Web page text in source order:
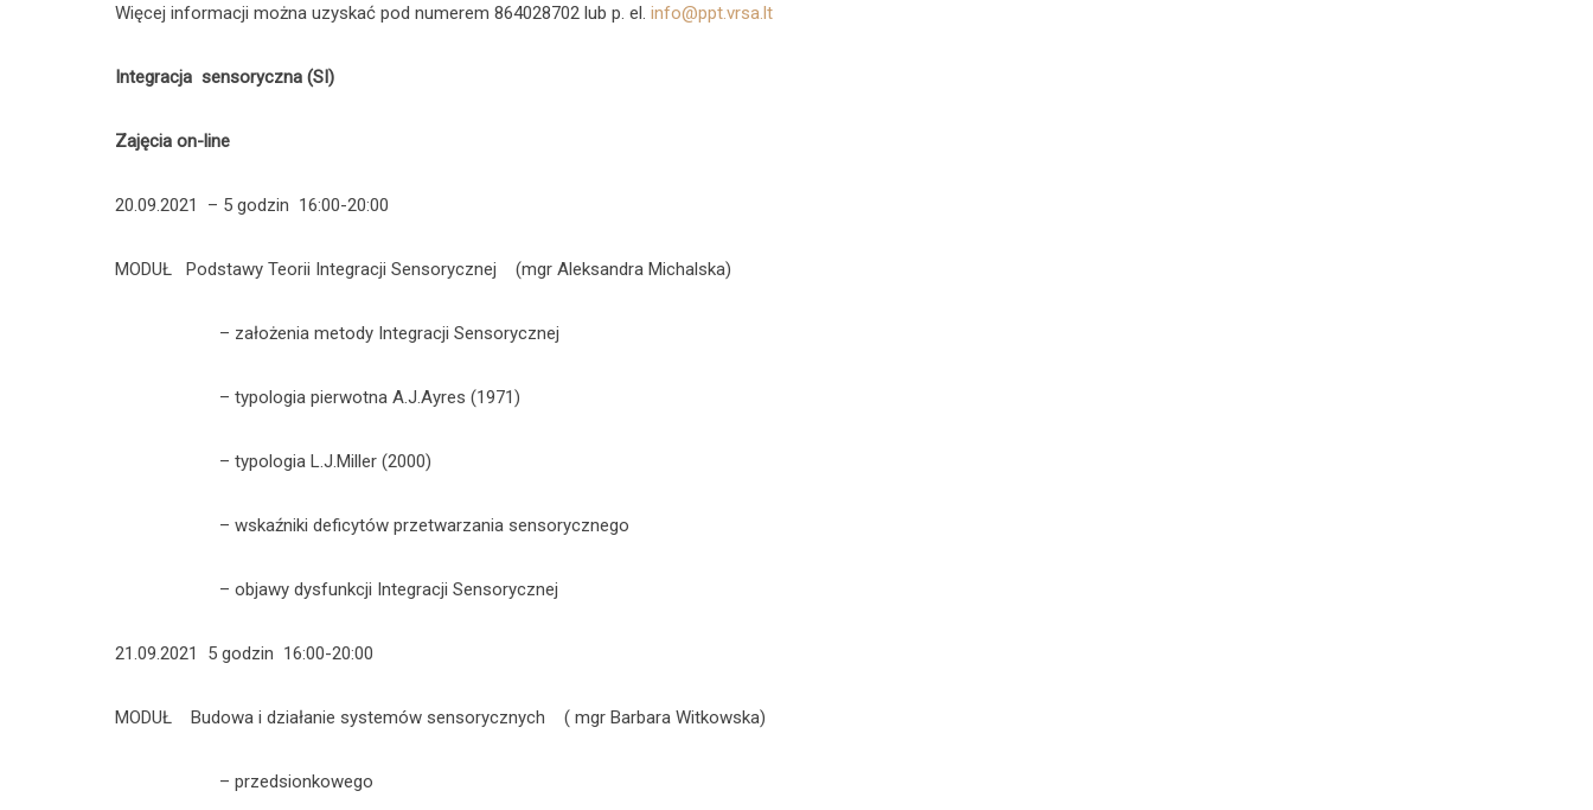
Więcej informacji można uzyskać pod numerem 864028702 lub p. el.info@ppt.vrsa.lt
Integracja sensoryczna (SI)
Zajęcia on-line
20.09.2021 – 5 godzin 16:00-20:00
MODUŁ Podstawy Teorii Integracji Sensorycznej (mgr Aleksandra Michalska)
– założenia metody Integracji Sensorycznej
– typologia pierwotna A.J.Ayres (1971)
– typologia L.J.Miller (2000)
– wskaźniki deficytów przetwarzania sensorycznego
– objawy dysfunkcji Integracji Sensorycznej
21.09.2021 5 godzin 16:00-20:00
MODUŁ Budowa i działanie systemów sensorycznych ( mgr Barbara Witkowska)
– przedsionkowego